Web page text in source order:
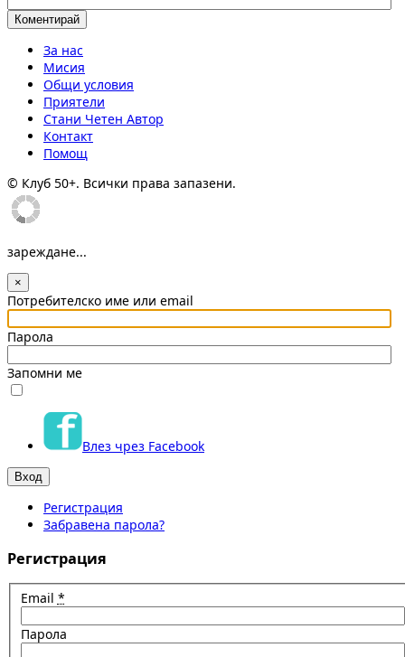
За нас
Мисия
Общи условия
Приятели
Стани Четен Автор
Контакт
Помощ
© Клуб 50+. Всички права запазени.
зареждане...
×
Потребителско име или email
Парола
Запомни ме
Влез чрез Facebook
Регистрация
Забравена парола?
Регистрация
Email *
Парола